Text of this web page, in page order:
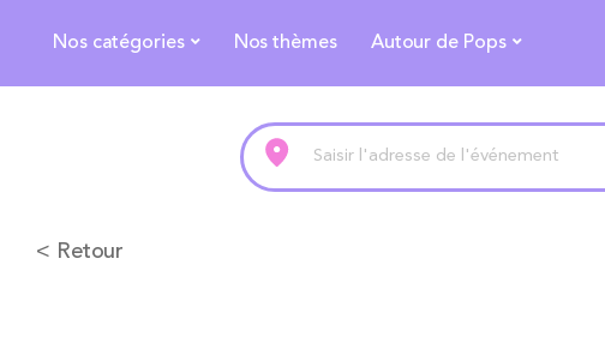
Nos catégories Nos thèmes Autour de Pops
< Retour